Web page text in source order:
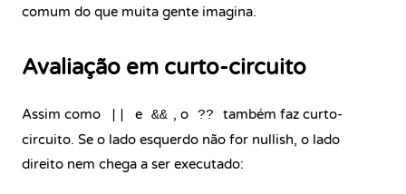
comum do que muita gente imagina.
Avaliação em curto-circuito
Assim como e && , o ??
também faz curto-
circuito. Se o lado esquerdo não for nullish, o lado
direito nem chega a ser executado: